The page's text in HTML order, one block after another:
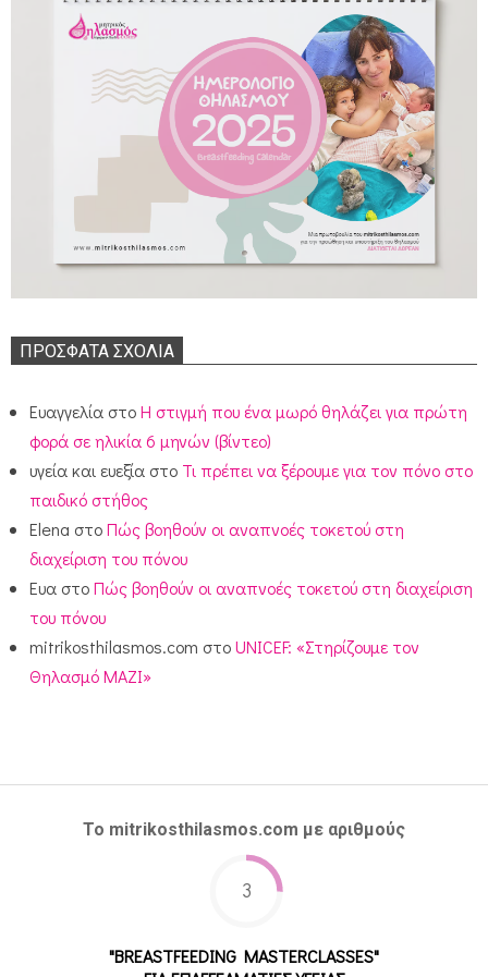
ΠΡΌΣΦΑΤΑ ΣΧΌΛΙΑ
Ευαγγελία στοΗ στιγμή που ένα μωρό θηλάζει για πρώτη
φορά σε ηλικία 6 μηνών (βίντεο)
υγεία και ευεξία στο Τι πρέπει να ξέρουμε για τον πόνο στο
παιδικό στήθος
Elena στοΠώς βοηθούν οι αναπνοές τοκετού στη
διαχείριση του πόνου
Ευα στοΠώς βοηθούν οι αναπνοές τοκετού στη διαχείριση
του πόνου
mitrikosthilasmos.com στοUNICEF: «Στηρίζουμε τον
Θηλασμό ΜΑΖΙ»
Το mitrikosthilasmos.com με αριθμούς
3
"BREASTFEEDING MASTERCLASSES"